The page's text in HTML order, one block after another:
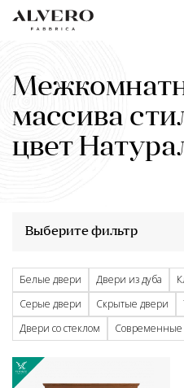
Перейти
массива
цвет
Выберите фильтр
Белые двери Двери из дуба
Серые двери
Скрытые двери
Двери со стеклом
Современные